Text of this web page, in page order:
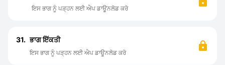
ਇਸ ਭਾਗ ਨੂੰ ਪੜ੍ਹਨ ਲਈ ਐਪ ਡਾਊਨਲੋਡ ਕਰੋ
31. ਭਾਗ ਇੱਕਤੀ
ਇਸ ਭਾਗ ਨੂੰ ਪੜ੍ਹਨ ਲਈ ਐਪ ਡਾਊਨਲੋਡ ਕਰੋ